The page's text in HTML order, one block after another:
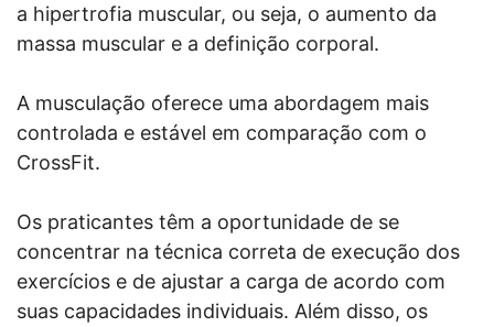
a hipertrofia muscular, ou seja, o aumento da
massa muscular e a definição corporal.
A musculação oferece uma abordagem mais
controlada e estável em comparação com o
CrossFit.
Os praticantes têm a oportunidade de se
concentrar na técnica correta de execução dos
exercícios e de ajustar a carga de acordo com
suas capacidades individuais. Além disso, os